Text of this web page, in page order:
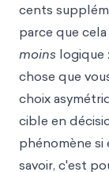
cents
parce que
moins logique
chose que
choix
cible en
phénomène
savoir, c'est